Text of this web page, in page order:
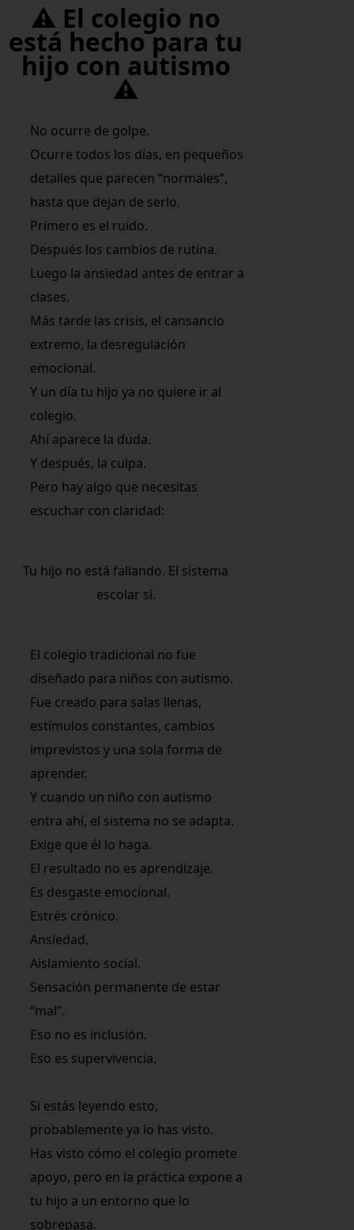
⚠️ El colegio no
está hecho para tu
hijo con autismo
⚠️
No ocurre de golpe.
Ocurre todos los días, en pequeños
detalles que parecen “normales”,
hasta que dejan de serlo.
Primero es el ruido.
Después los cambios de rutina.
Luego la ansiedad antes de entrar a
clases.
Más tarde las crisis, el cansancio
extremo, la desregulación
emocional.
Y un día tu hijo ya no quiere ir al
colegio.
Ahí aparece la duda.
Y después, la culpa.
Pero hay algo que necesitas
escuchar con claridad:
Tu hijo no está fallando. El sistema
escolar sí.
El colegio tradicional no fue
diseñado para niños con autismo.
Fue creado para salas llenas,
estímulos constantes, cambios
imprevistos y una sola forma de
aprender.
Y cuando un niño con autismo
entra ahí, el sistema no se adapta.
Exige que él lo haga.
El resultado no es aprendizaje.
Es desgaste emocional.
Estrés crónico.
Ansiedad.
Aislamiento social.
Sensación permanente de estar
“mal”.
Eso no es inclusión.
Eso es supervivencia.
Si estás leyendo esto,
probablemente ya lo has visto.
Has visto cómo el colegio promete
apoyo, pero en la práctica expone a
tu hijo a un entorno que lo
sobrepasa.